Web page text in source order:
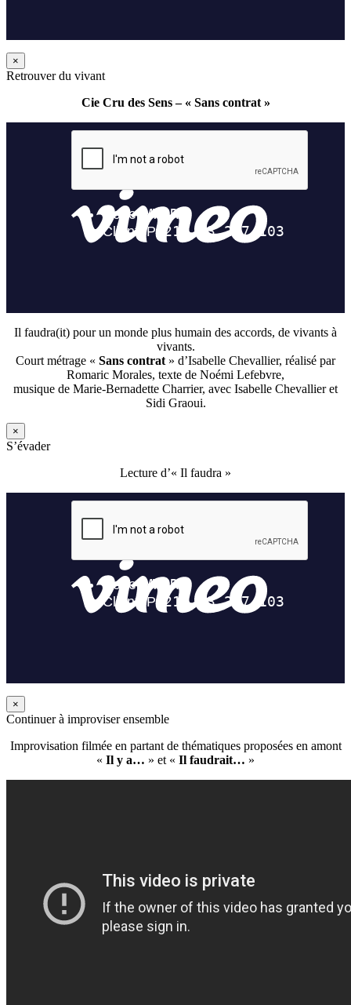
×
Retrouver du vivant
Cie Cru des Sens – « Sans contrat »
Il faudra(it) pour un monde plus humain des accords, de vivants à
vivants.
Court métrage « Sans contrat » d’Isabelle Chevallier, réalisé par
Romaric Morales, texte de Noémi Lefebvre,
musique de Marie-Bernadette Charrier, avec Isabelle Chevallier et
Sidi Graoui.
×
S’évader
Lecture d’« Il faudra »
×
Continuer à improviser ensemble
Improvisation filmée en partant de thématiques proposées en amont
« Il y a… » et « Il faudrait… »